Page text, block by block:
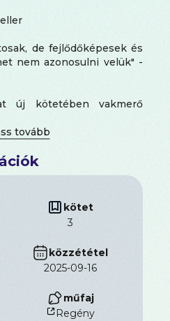
de fejlődőképesek és
nem azonosulni velük" -
új kötetében vakmerő
ádáz csatát követően
látók szindikátusának
egyszerű a bűnbandából
és a lázadó refaitákkal
fenntartani, ráadásul
továbbra is vadásznak
egykori ellenségével
de ez is veszélyt hordoz: ha
elveszítené a Ranten
kötet
3
közzététel
2025-09-16
műfaj
Regény